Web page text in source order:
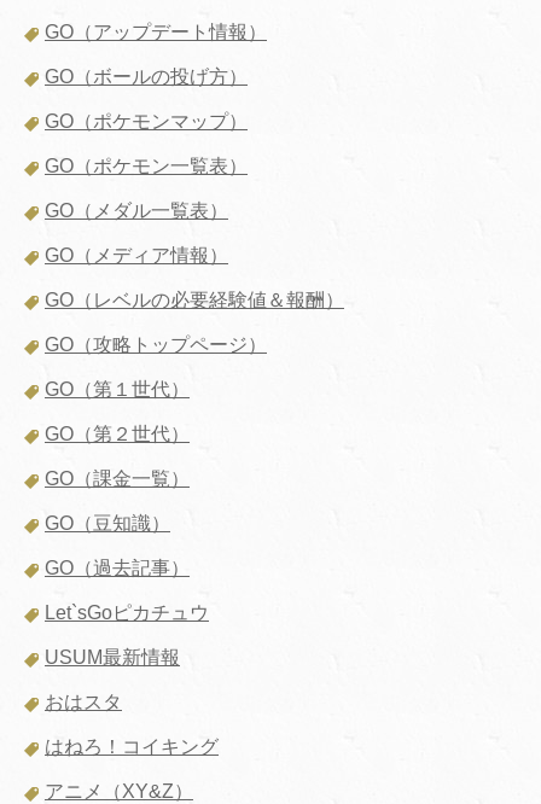
GO（アップデート情報）
GO（ボールの投げ方）
GO（ポケモンマップ）
GO（ポケモン一覧表）
GO（メダル一覧表）
GO（メディア情報）
GO（レベルの必要経験値＆報酬）
GO（攻略トップページ）
GO（第１世代）
GO（第２世代）
GO（課金一覧）
GO（豆知識）
GO（過去記事）
Let`sGoピカチュウ
USUM最新情報
おはスタ
はねろ！コイキング
アニメ（XY&Z）